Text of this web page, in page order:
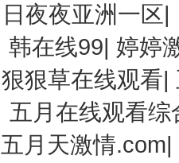
日夜夜亚洲一区|
韩在线99| 婷婷
狠狠草在线观看|
五月在线观看综
五月天激情.com|